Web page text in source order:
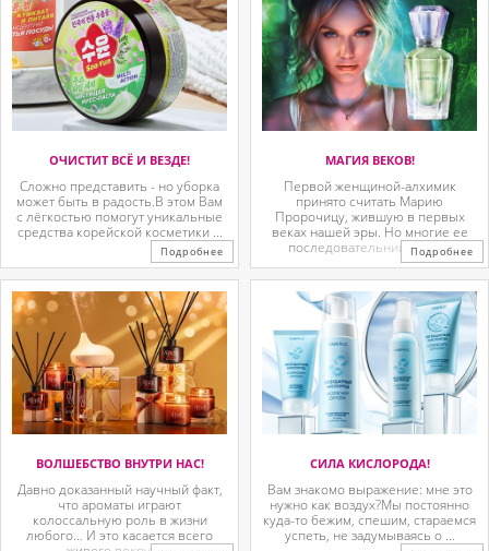
ОЧИСТИТ ВСЁ И ВЕЗДЕ!
Сложно представить - но уборка
может быть в радость.В этом Вам
с лёгкостью помогут уникальные
средства корейской косметики ...
Подробнее
МАГИЯ ВЕКОВ!
Первой женщиной-алхимик
принято считать Марию
Пророчицу, жившую в первых
веках нашей эры. Но многие ее
последовательницы так ...
Подробнее
ВОЛШЕБСТВО ВНУТРИ НАС!
Давно доказанный научный факт,
что ароматы играют
колоссальную роль в жизни
любого… И это касается всего
СИЛА КИСЛОРОДА!
Вам знакомо выражение: мне это
нужно как воздух?Мы постоянно
куда-то бежим, спешим, стараемся
успеть, не задумываясь о ...